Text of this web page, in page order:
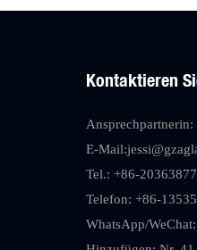
Kontaktieren
Ansprechpartnerin:
E-Mail:
Tel.: +86-
Telefon: +86-
WhatsApp/